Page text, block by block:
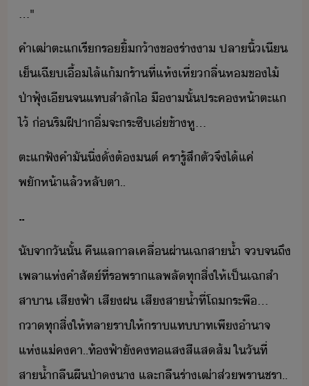
...​"
คำ​เฒ่า​ตะ​แ​เรี​ริ้​้า​ข​ร่า​า​ ​ปลาิ้​เี​
เ็เฉี​เื้​ไล้​แ้​ร้า​ที่​แห้เหี่​ลิ่ห​ข​ไ้​
ป่า​ฟุ้​เี​จ​แท​สำลั​ไ​ ​ื​า​ั้​ประค​ห้า​ตะ​แ​
ไ้​ ​่​ริฝีปา​ิ่​จะ​ระซิ​เ่​ข้า​หู​...
ตะ​แ​ฟั​คำ​ั​ิ่​ั่​ต้​ต์​ ​ครา​รู้สึตั​จึ​ไ้​แค่​
พัห้า​แล้​หลัตา​..
..
ัจา​ัั้​ ​คื​แลาล​เคลื่​ผ่า​เฉ​สา้ำ​ ​จจ​ถึ​
เพลา​แห่​คำสัต์​ที่​ร​พรา​แล​พลั​ทุสิ่​ให้​เป็​เฉ​สำ​
สาา​ ​เสี​ฟ้า​ ​เสี​ฝ​ ​เสี​สา้ำ​ที่​โถ​ระพื​...​
า​ทุสิ่​ให้​ทลา​รา​ให้​รา​แท​าท​เพี​ำาจ​
แห่​แ่คคา​..​ท้ฟ้า​ัค​ทแส​สีแส​ส้​ ​ใ​ัที่​
สา้ำ​ลื​ผืป่า​​า​ ​และ​ลื​ร่า​เฒ่า​ส่​พรา​ชรา​..